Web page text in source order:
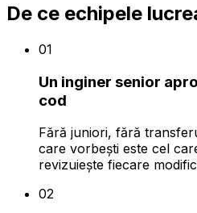
De ce echipele
01
Un inginer senior
cod
Fără juniori, fără
care vorbești este cel
revizuiește fiecare
02